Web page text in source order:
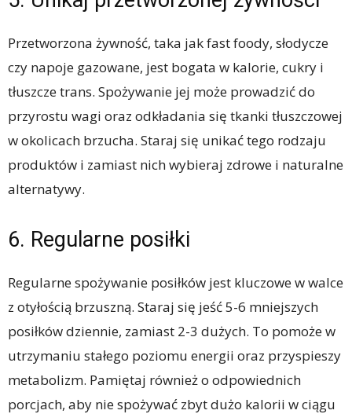
Przetworzona żywność, taka jak fast foody, słodycze
czy napoje gazowane, jest bogata w kalorie, cukry i
tłuszcze trans. Spożywanie jej może prowadzić do
przyrostu wagi oraz odkładania się tkanki tłuszczowej
w okolicach brzucha. Staraj się unikać tego rodzaju
produktów i zamiast nich wybieraj zdrowe i naturalne
alternatywy.
6. Regularne posiłki
Regularne spożywanie posiłków jest kluczowe w walce
z otyłością brzuszną. Staraj się jeść 5-6 mniejszych
posiłków dziennie, zamiast 2-3 dużych. To pomoże w
utrzymaniu stałego poziomu energii oraz przyspieszy
metabolizm. Pamiętaj również o odpowiednich
porcjach, aby nie spożywać zbyt dużo kalorii w ciągu